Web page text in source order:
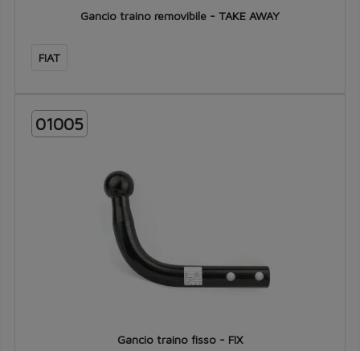
Gancio traino removibile - TAKE AWAY
FIAT
01005
Gancio traino fisso - FIX